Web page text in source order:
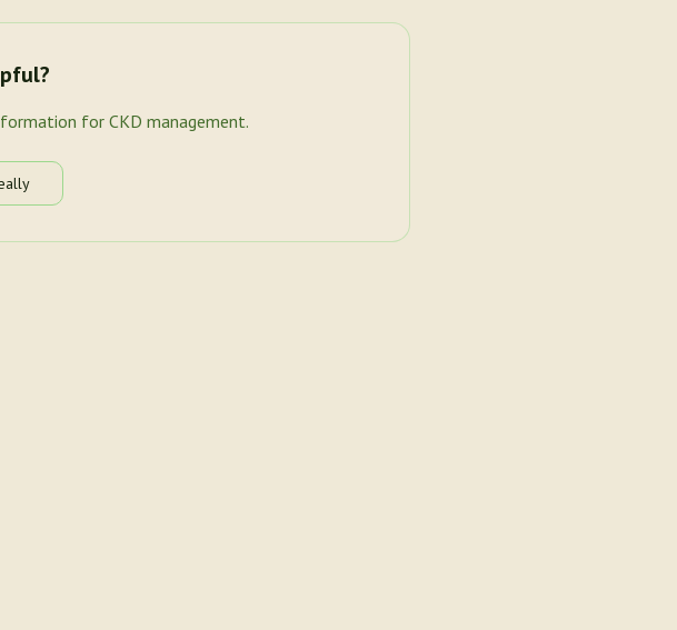
for CKD management.